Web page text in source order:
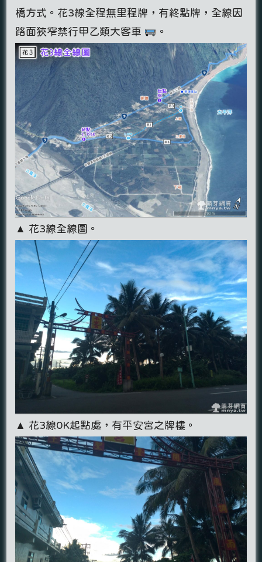
橋方式。花3線全程無里程牌，有終點牌，全線因
路面狹窄禁行甲乙類大客車
。
▲ 花3線全線圖。
▲ 花3線0K起點處，有平安宮之牌樓。